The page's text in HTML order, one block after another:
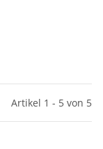
Artikel 1 - 5 von 5